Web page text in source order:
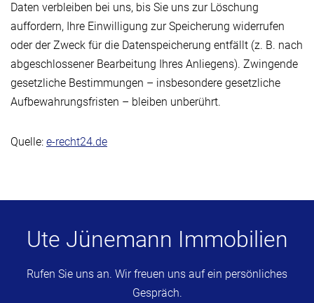
Daten verbleiben bei uns, bis Sie uns zur Löschung
auffordern, Ihre Einwilligung zur Speicherung widerrufen
oder der Zweck für die Datenspeicherung entfällt (z. B. nach
abgeschlossener Bearbeitung Ihres Anliegens). Zwingende
gesetzliche Bestimmungen – insbesondere gesetzliche
Aufbewahrungsfristen – bleiben unberührt.
Quelle: e-recht24.de
Ute Jünemann Immobilien
Rufen Sie uns an. Wir freuen uns auf ein persönliches
Gespräch.